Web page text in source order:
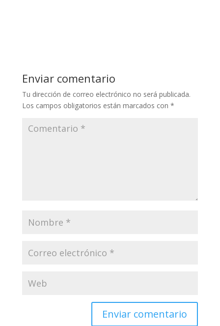
Enviar comentario
Tu dirección de correo electrónico no será publicada.
Los campos obligatorios están marcados con *